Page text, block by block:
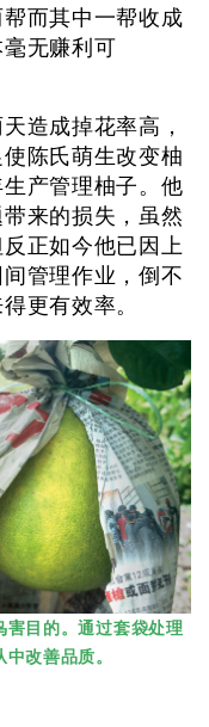
而其中一帮收成
无赚利可
造成掉花率高，
陈氏萌生改变柚
产管理柚子。他
来的损失，虽然
正如今他已因上
管理作业，倒不
更有效率。
害目的。通过套袋处理
改善品质。